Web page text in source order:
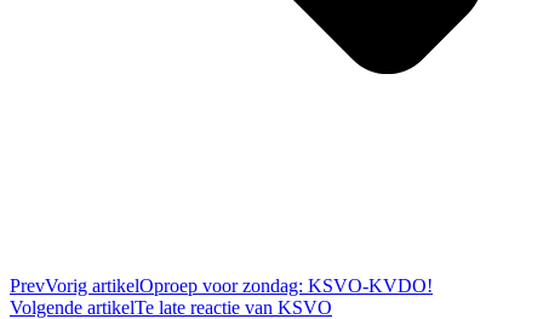
PrevVorig artikelOproep voor zondag: KSVO-KVDO!
Volgende artikelTe late reactie van KSVO